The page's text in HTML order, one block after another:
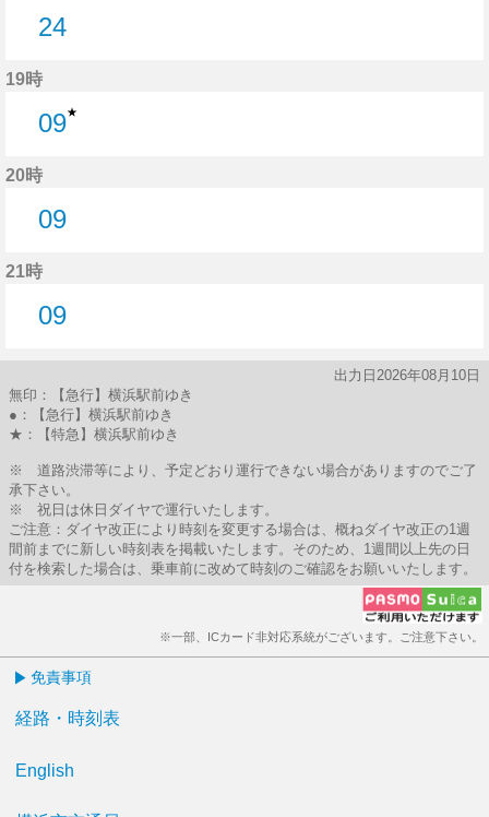
24
19時
09★
20時
09
21時
09
出力日2026年08月10日
無印：【急行】横浜駅前ゆき
●：【急行】横浜駅前ゆき
★：【特急】横浜駅前ゆき
※ 道路渋滞等により、予定どおり運行できない場合がありますのでご了
承下さい。
※ 祝日は休日ダイヤで運行いたします。
ご注意：ダイヤ改正により時刻を変更する場合は、概ねダイヤ改正の1週
間前までに新しい時刻表を掲載いたします。そのため、1週間以上先の日
付を検索した場合は、乗車前に改めて時刻のご確認をお願いいたします。
※一部、ICカード非対応系統がございます。ご注意下さい。
免責事項
経路・時刻表
English